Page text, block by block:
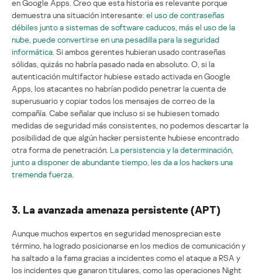
en Google Apps. Creo que esta historia es relevante porque
demuestra una situación interesante: el uso de contraseñas
débiles junto a sistemas de software caducos, más el uso de la
nube, puede convertirse en una pesadilla para la seguridad
informática. Si ambos gerentes hubieran usado contraseñas
sólidas, quizás no habría pasado nada en absoluto. O, si la
autenticación multifactor hubiese estado activada en Google
Apps, los atacantes no habrían podido penetrar la cuenta de
superusuario y copiar todos los mensajes de correo de la
compañía. Cabe señalar que incluso si se hubiesen tomado
medidas de seguridad más consistentes, no podemos descartar la
posibilidad de que algún hacker persistente hubiese encontrado
otra forma de penetración. La persistencia y la determinación,
junto a disponer de abundante tiempo, les da a los hackers una
tremenda fuerza.
3. La avanzada amenaza persistente (APT)
Aunque muchos expertos en seguridad menosprecian este
término, ha logrado posicionarse en los medios de comunicación y
ha saltado a la fama gracias a incidentes como el ataque a RSA y
los incidentes que ganaron titulares, como las operaciones Night